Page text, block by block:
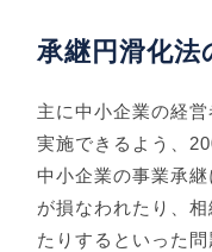
承継円滑化法
主に中小企業の経
実施できるよう、
中小企業の事業承
が損なわれたり、
たりするといった問